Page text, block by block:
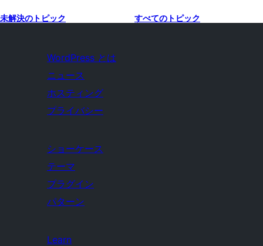
未解決のトピック すべてのトピック
WordPress とは
ニュース
ホスティング
プライバシー
ショーケース
テーマ
プラグイン
パターン
Learn